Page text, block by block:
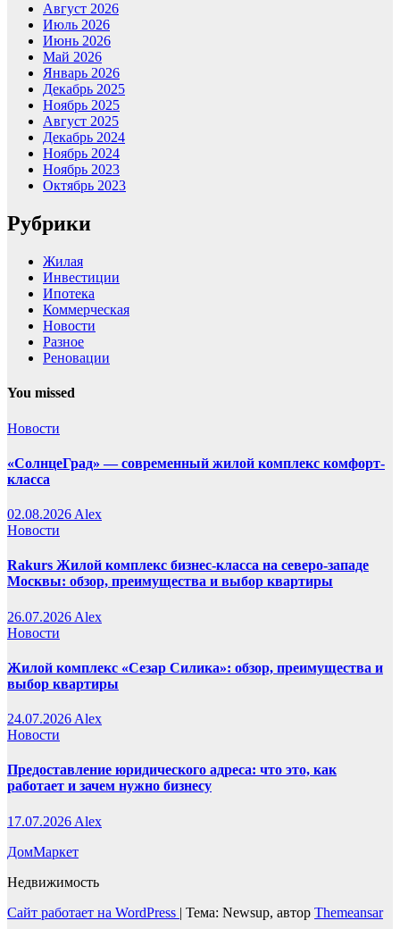
Август 2026
Июль 2026
Июнь 2026
Май 2026
Январь 2026
Декабрь 2025
Ноябрь 2025
Август 2025
Декабрь 2024
Ноябрь 2024
Ноябрь 2023
Октябрь 2023
Рубрики
Жилая
Инвестиции
Ипотека
Коммерческая
Новости
Разное
Реновации
You missed
Новости
«СолнцеГрад» — современный жилой комплекс комфорт-
класса
02.08.2026 Alex
Новости
Rakurs Жилой комплекс бизнес-класса на северо-западе
Москвы: обзор, преимущества и выбор квартиры
26.07.2026 Alex
Новости
Жилой комплекс «Сезар Силика»: обзор, преимущества и
выбор квартиры
24.07.2026 Alex
Новости
Предоставление юридического адреса: что это, как
работает и зачем нужно бизнесу
17.07.2026 Alex
ДомМаркет
Недвижимость
Сайт работает на WordPress | Тема: Newsup, автор Themeansar